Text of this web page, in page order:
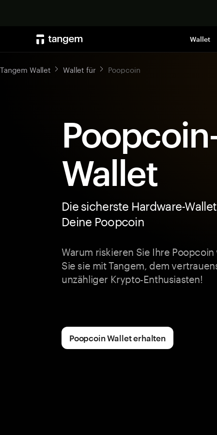
Wallet
Tangem Wallet Wallet für Poopcoin
Wallet
Die sicherste Hardware-
Deine Poopcoin
Warum riskieren Sie Ihre
Sie sie mit Tangem, dem
unzähliger Krypto-Enthusiasten!
Poopcoin Wallet erhalten